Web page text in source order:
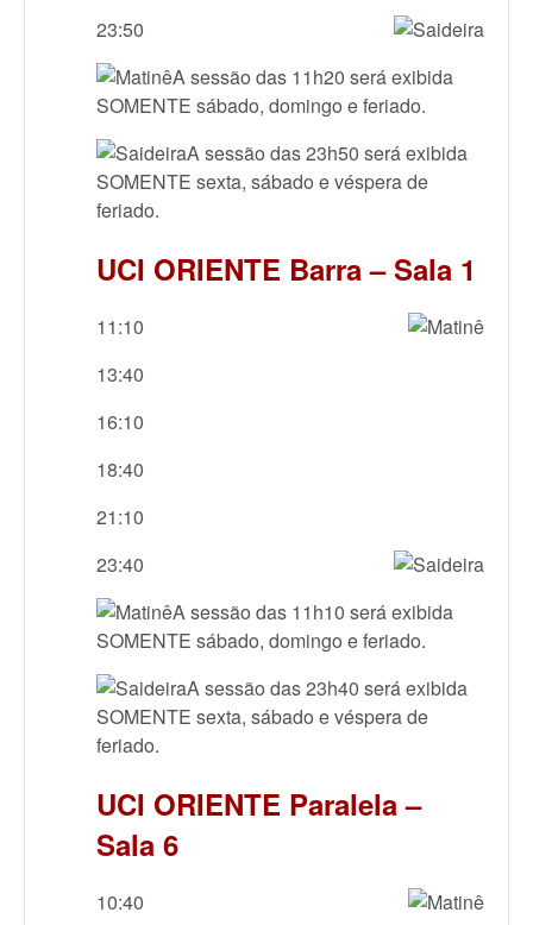
23:50
A sessão das 11h20 será exibida
SOMENTE sábado, domingo e feriado.
A sessão das 23h50 será exibida
SOMENTE sexta, sábado e véspera de
feriado.
UCI ORIENTE Barra – Sala 1
11:10
13:40
16:10
18:40
21:10
23:40
A sessão das 11h10 será exibida
SOMENTE sábado, domingo e feriado.
A sessão das 23h40 será exibida
SOMENTE sexta, sábado e véspera de
feriado.
UCI ORIENTE Paralela –
Sala 6
10:40